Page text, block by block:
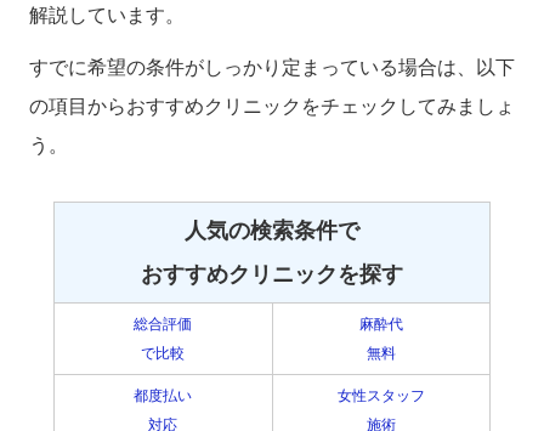
解説しています。
すでに希望の条件がしっかり定まっている場合は、以下
の項目からおすすめクリニックをチェックしてみましょ
う。
人気の検索条件で
おすすめクリニックを探す
総合評価
で比較
麻酔代
無料
都度払い
対応
女性スタッフ
施術